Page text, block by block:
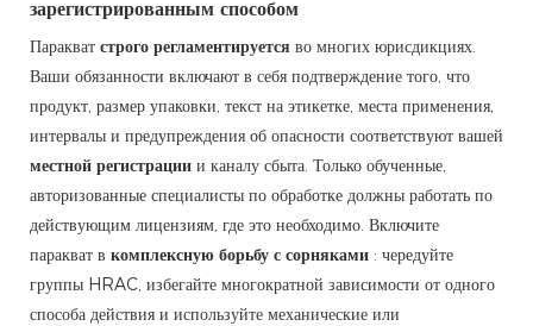
зарегистрированным способом
Паракват строго регламентируется во многих юрисдикциях.
Ваши обязанности включают в себя подтверждение того, что
продукт, размер упаковки, текст на этикетке, места применения,
интервалы и предупреждения об опасности соответствуют вашей
местной регистрации и каналу сбыта. Только обученные,
авторизованные специалисты по обработке должны работать по
действующим лицензиям, где это необходимо. Включите
паракват в комплексную борьбу с сорняками : чередуйте
группы HRAC, избегайте многократной зависимости от одного
способа действия и используйте механические или